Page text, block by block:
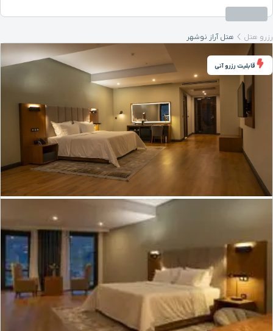
رزرو هتل هتل آراز نوشهر
قابلیت رزرو آنی